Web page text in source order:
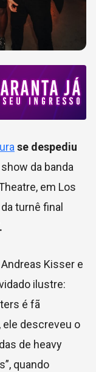
se despediu
da banda
em Los
turnê final
Kisser e
ilustre:
é fã
ele descreveu o
de heavy
quando